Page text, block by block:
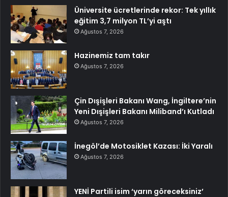
Üniversite ücretlerinde rekor: Tek yıllık
eğitim 3,7 milyon TL’yi aştı
Ağustos 7, 2026
Hazinemiz tam takır
Ağustos 7, 2026
Çin Dışişleri Bakanı Wang, İngiltere’nin
Yeni Dışişleri Bakanı Miliband’ı Kutladı
Ağustos 7, 2026
İnegöl’de Motosiklet Kazası: İki Yaralı
Ağustos 7, 2026
YENİ Partili isim ‘yarın göreceksiniz’